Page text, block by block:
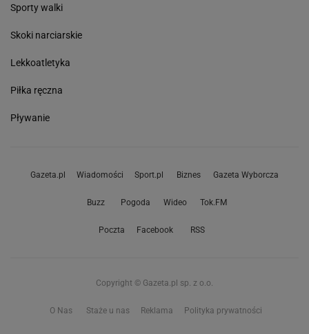
Sporty walki
Skoki narciarskie
Lekkoatletyka
Piłka ręczna
Pływanie
Gazeta.pl Wiadomości Sport.pl Biznes Gazeta Wyborcza
Buzz Pogoda Wideo Tok.FM
Poczta Facebook RSS
Copyright © Gazeta.pl sp. z o.o.
O Nas Staże u nas Reklama Polityka prywatności